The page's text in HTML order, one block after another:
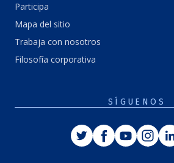
Participa
Mapa del sitio
Trabaja con nosotros
Filosofía corporativa
SÍGUENOS
TwitterFacebook
Youtube